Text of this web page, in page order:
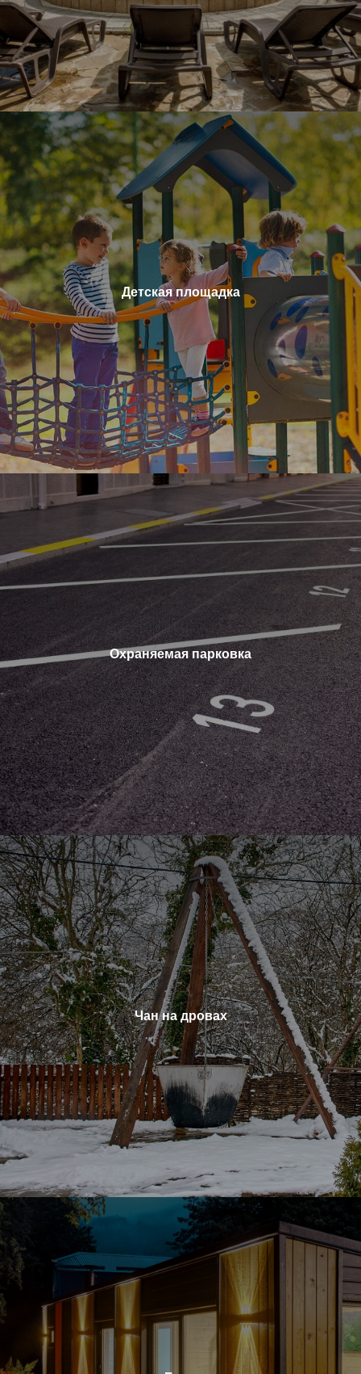
Детская площадка
Охраняемая парковка
Чан на дровах
РАЗВЛЕЧЕНИЕ
Галерея фото